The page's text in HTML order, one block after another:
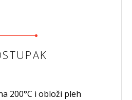
200°C i obloži pleh